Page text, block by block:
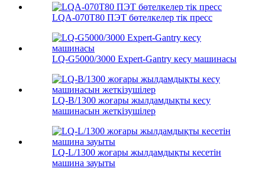
LQA-070T80 ПЭТ бөтелкелер тік пресс
LQ-G5000/3000 Expert-Gantry кесу машинасы
LQ-B/1300 жоғары жылдамдықты кесу
машинасын жеткізушілер
LQ-L/1300 жоғары жылдамдықты кесетін
машина зауыты